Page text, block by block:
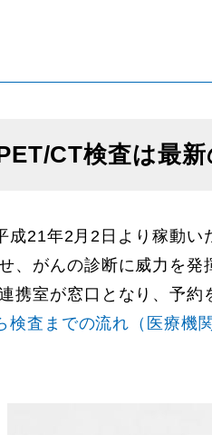
CT検査は最
成21年2月2日より稼動
、がんの診断に威力を発
携室が窓口となり、予約
査までの流れ（医療機